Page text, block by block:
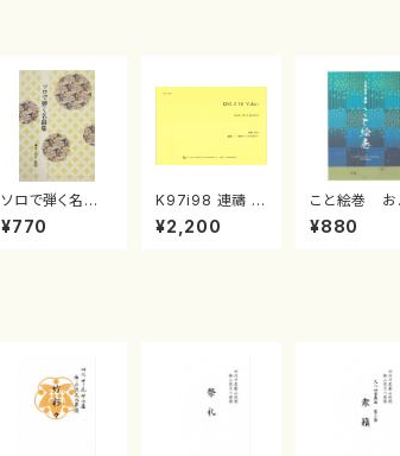
ソロで弾く名曲
集 クリスマス・
イブ／恋人がサ
¥770
K97i98 連禱 :
2台ピアノのため
の（2 Pianos /
¥2,200
こと絵巻 お
戸日本橋
¥880